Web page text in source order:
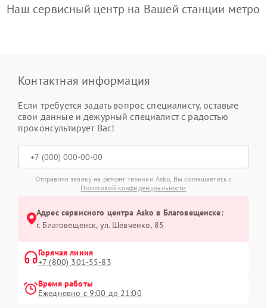
Наш сервисный центр на Вашей станции метро
Контактная информация
Если требуется задать вопрос специалисту, оставьте
свои данные и дежурный специалист с радостью
проконсультирует Вас!
Отправляя заявку на ремонт техники Asko, Вы соглашаетесь с
Политикой конфиденциальности
Адрес сервисного центра Asko в Благовещенске:
г. Благовещенск, ул. Шевченко, 85
Горячая линия
+7 (800) 301-55-83
Время работы
Ежедневно с 9:00 до 21:00